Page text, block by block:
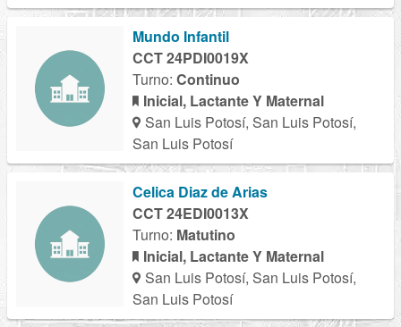
Mundo Infantil
CCT 24PDI0019X
Turno: Continuo
Inicial, Lactante Y Maternal
San Luis Potosí, San Luis Potosí,
San Luis Potosí
Celica Diaz de Arias
CCT 24EDI0013X
Turno: Matutino
Inicial, Lactante Y Maternal
San Luis Potosí, San Luis Potosí,
San Luis Potosí